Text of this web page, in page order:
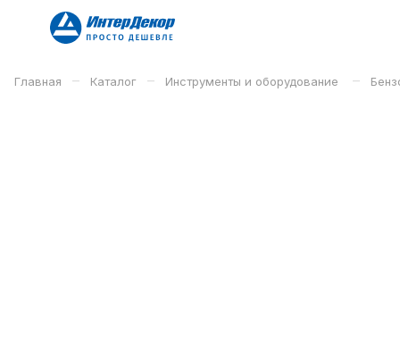
Главная – Каталог – Инструменты и оборудование –